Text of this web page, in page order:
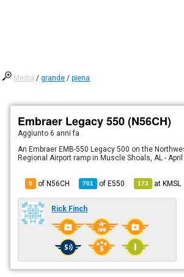
Media /grande /piena
Embraer Legacy 550 (N56CH)
Aggiunto6 anni fa
An Embraer EMB-550 Legacy 500 on the
Regional Airport ramp in Muscle Shoals, AL - April
5 of N56CH 701 ofE550 173 atKMSL
Rick Finch